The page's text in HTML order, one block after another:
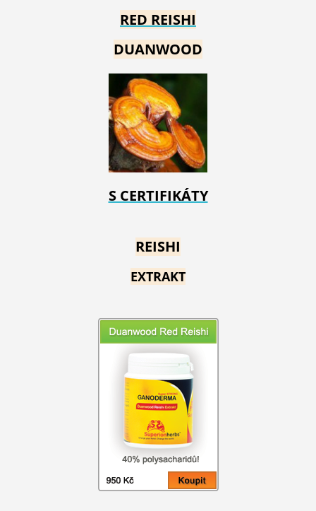
RED REISHI
DUANWOOD
S CERTIFIKÁTY
REISHI
EXTRAKT